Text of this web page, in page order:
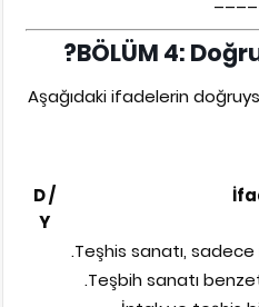
BÖLÜM 4:
Aşağıdaki ifadelerin
D /
Y
Teşhis sanatı, sadece
Teşbih sanatı